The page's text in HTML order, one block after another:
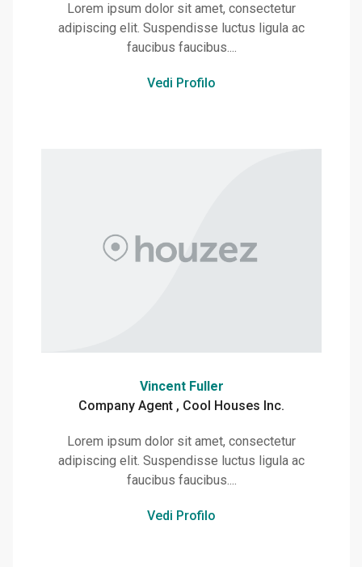
Lorem ipsum dolor sit amet, consectetur
adipiscing elit. Suspendisse luctus ligula ac
faucibus faucibus....
Vedi Profilo
Vincent Fuller
Company Agent , Cool Houses Inc.
Lorem ipsum dolor sit amet, consectetur
adipiscing elit. Suspendisse luctus ligula ac
faucibus faucibus....
Vedi Profilo